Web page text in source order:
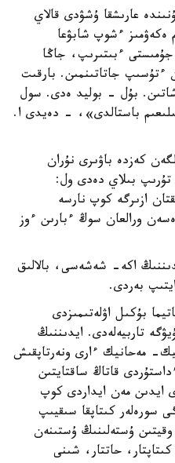
عارىشقا ۇشۋدى قالاي
ەكەۋمىز ءشوپ شابۋعا
جۇمىستى ءبىتىرىپ، جاڭا
ءتۇسىپ جاتاتىنمىن. بارقىت
بۇل - بوليد ەدى. سول
باستالدى»، - دەيدى ا.
كەزدە باۋىرى نۇران
تۇرىپ بىلاي دەدى ول:
ازىرگە كوپ نارسە
ورالعان سوڭ ءبارىن ءوز
اكە- شەشەسى، بالالىق
بەردى.
بۇكىل اۋلەتىمىزدى
تاربيەلەدى. ايدىننىڭ
مەحانيك ءارى ونەرتاپقىش
قاتاڭ ساقتايتىن
ايدىن مەن ايداردى كوپ
سورەلەر كىتاپقا سىقيىپ
ۇستەلىنىڭ ۇستىنەن
حاتتار، شىنى